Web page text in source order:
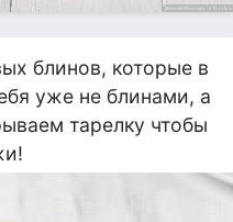
блинов, которые в
уже не блинами, а
тарелку чтобы